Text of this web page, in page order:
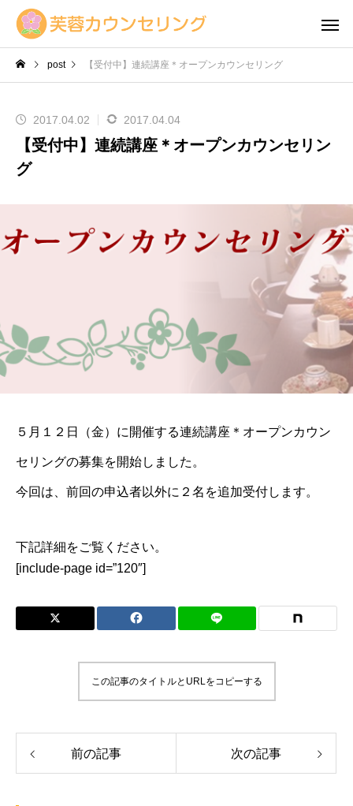
post 【受付中】連続講座＊オープンカウンセリング
2017.04.02 2017.04.04
【受付中】連続講座＊オープンカウンセリン
グ
５月１２日（金）に開催する連続講座＊オープンカウン
セリングの募集を開始しました。
今回は、前回の申込者以外に２名を追加受付します。
下記詳細をご覧ください。
[include-page id=”120″]
この記事のタイトルとURLをコピーする
前の記事 次の記事